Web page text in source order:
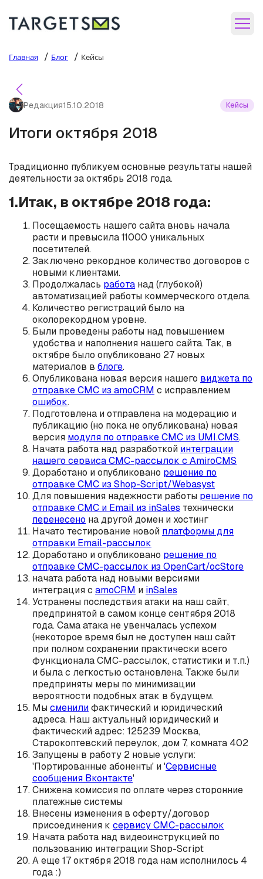
Главная / Блог / Кейсы
Редакция15.10.2018 Кейсы
Итоги октября 2018
Традиционно публикуем основные результаты нашей
деятельности за октябрь 2018 года.
1.Итак, в октябре 2018 года:
Посещаемость нашего сайта вновь начала
расти и превысила 11000 уникальных
посетителей.
Заключено рекордное количество договоров с
новыми клиентами.
Продолжалась работа над (глубокой)
автоматизацией работы коммерческого отдела.
Количество регистраций было на
околорекордном уровне.
Были проведены работы над повышением
удобства и наполнения нашего сайта. Так, в
октябре было опубликовано 27 новых
материалов в блоге.
Опубликована новая версия нашего виджета по
отправке СМС из amoCRM с исправлением
ошибок.
Подготовлена и отправлена на модерацию и
публикацию (но пока не опубликована) новая
версия модуля по отправке СМС из UMI.CMS.
Начата работа над разработкой интеграции
нашего сервиса СМС-рассылок с AmiroCMS
Доработано и опубликовано решение по
отправке СМС из Shop-Script/Webasyst
Для повышения надежности работы решение по
отправке СМС и Email из inSales технически
перенесено на другой домен и хостинг
Начато тестирование новой платформы для
отправки Email-рассылок
Доработано и опубликовано решение по
отправке СМС-рассылок из OpenCart/ocStore
начата работа над новыми версиями
интеграция с amoCRM и inSales
Устранены последствия атаки на наш сайт,
предпринятой в самом конце сентября 2018
года. Сама атака не увенчалась успехом
(некоторое время был не доступен наш сайт
при полном сохранении практически всего
функционала СМС-рассылок, статистики и т.п.)
и была с легкостью остановлена. Также были
предприняты меры по минимизации
вероятности подобных атак в будущем.
Мысменилифактический и юридический
адреса. Наш актуальный юридический и
фактический адрес: 125239 Москва,
Старокоптевский переулок, дом 7, комната 402
Запущены в работу 2 новые услуги:
'Портированные абоненты' и 'Сервисные
сообщения Вконтакте'
Снижена комиссия по оплате через сторонние
платежные системы
Внесены изменения в оферту/договор
присоединения к сервису СМС-рассылок
Начата работа над видеоинструкцией по
пользованию интеграции Shop-Script
А еще 17 октября 2018 года нам исполнилось 4
года :)